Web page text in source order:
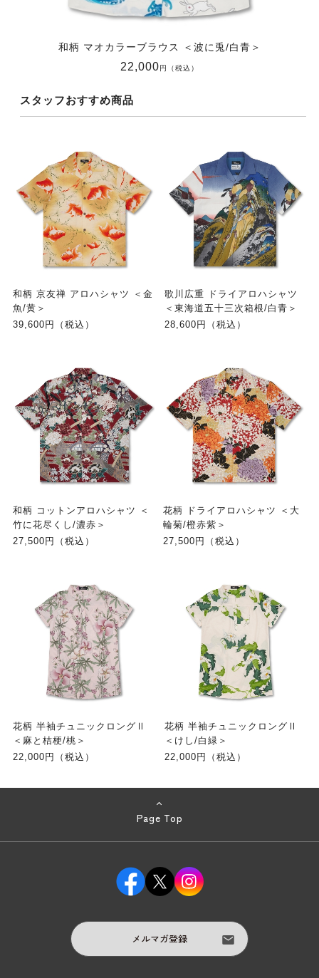
和柄 マオカラーブラウス ＜波に兎/白青＞
22,000円（税込）
スタッフおすすめ商品
和柄 京友禅 アロハシャツ ＜金
魚/黄＞
39,600円（税込）
歌川広重 ドライアロハシャツ
＜東海道五十三次箱根/白青＞
28,600円（税込）
和柄 コットンアロハシャツ ＜
竹に花尽くし/濃赤＞
27,500円（税込）
花柄 ドライアロハシャツ ＜大
輪菊/橙赤紫＞
27,500円（税込）
花柄 半袖チュニックロングⅡ
＜麻と桔梗/桃＞
22,000円（税込）
花柄 半袖チュニックロングⅡ
＜けし/白緑＞
22,000円（税込）
Page Top
メルマガ登録